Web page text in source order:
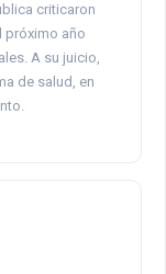
criticaron
próximo año
A su juicio,
de salud, en